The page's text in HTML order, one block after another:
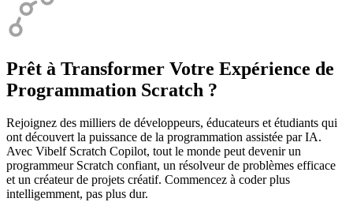
Prêt à Transformer Votre Expérience de
Programmation Scratch ?
Rejoignez des milliers de développeurs, éducateurs et étudiants qui
ont découvert la puissance de la programmation assistée par IA.
Avec Vibelf Scratch Copilot, tout le monde peut devenir un
programmeur Scratch confiant, un résolveur de problèmes efficace
et un créateur de projets créatif. Commencez à coder plus
intelligemment, pas plus dur.